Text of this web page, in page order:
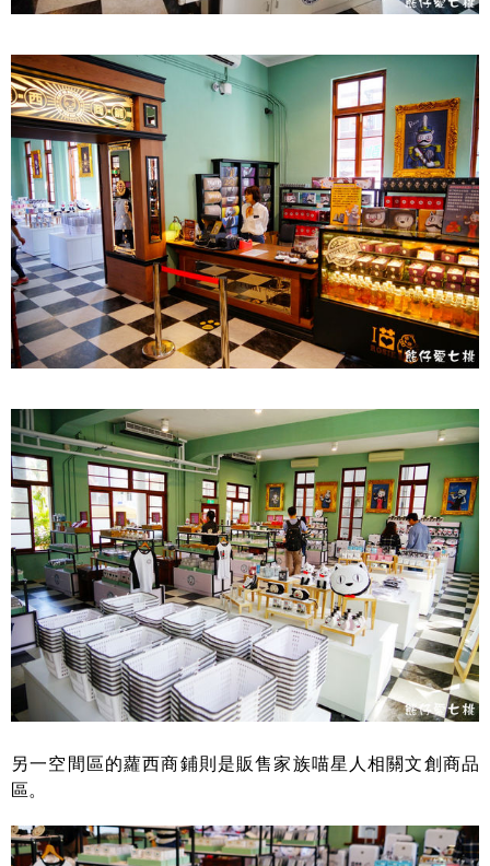
另一空間區的蘿西商鋪則是販售家族喵星人相關文創商品
區。